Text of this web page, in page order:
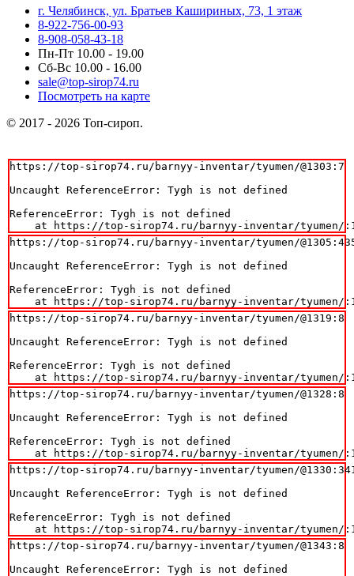
г. Челябинск, ул. Братьев Кашириных, 73, 1 этаж
8-922-756-00-93
8-908-058-43-18
Пн-Пт 10.00 - 19.00
Сб-Вс 10.00 - 16.00
sale@top-sirop74.ru
Посмотреть на карте
© 2017 - 2026 Топ-сироп.
https://top-sirop74.ru/barnyy-inventar/tyumen/@1303:7
Uncaught ReferenceError: Tygh is not defined
ReferenceError: Tygh is not defined
at https://top-sirop74.ru/barnyy-inventar/tyumen/
https://top-sirop74.ru/barnyy-inventar/tyumen/
Uncaught ReferenceError: Tygh is not defined
ReferenceError: Tygh is not defined
at https://top-sirop74.ru/barnyy-inventar/tyumen/
https://top-sirop74.ru/barnyy-inventar/tyumen/@1319:8
Uncaught ReferenceError: Tygh is not defined
ReferenceError: Tygh is not defined
at https://top-sirop74.ru/barnyy-inventar/tyumen/
https://top-sirop74.ru/barnyy-inventar/tyumen/@1328:8
Uncaught ReferenceError: Tygh is not defined
ReferenceError: Tygh is not defined
at https://top-sirop74.ru/barnyy-inventar/tyumen/
https://top-sirop74.ru/barnyy-inventar/tyumen/
Uncaught ReferenceError: Tygh is not defined
ReferenceError: Tygh is not defined
at https://top-sirop74.ru/barnyy-inventar/tyumen/
https://top-sirop74.ru/barnyy-inventar/tyumen/@1343:8
Uncaught ReferenceError: Tygh is not defined